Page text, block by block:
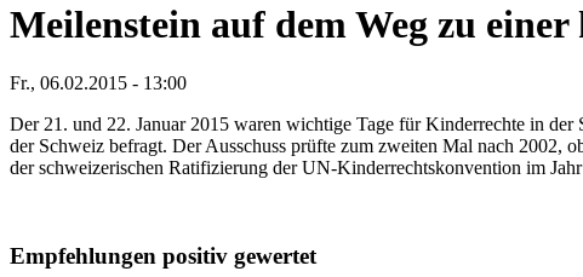
Meilenstein auf dem Weg zu
Fr., 06.02.2015 - 13:00
Der 21. und 22. Januar 2015 waren wichtige Tage für Kinderrechte in
der Schweiz befragt. Der Ausschuss prüfte zum zweiten Mal nach 2002,
der schweizerischen Ratifizierung der UN-Kinderrechtskonvention im
Empfehlungen positiv gewertet